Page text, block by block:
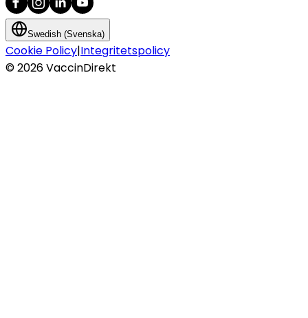
Swedish (Svenska)
Cookie Policy|Integritetspolicy
©2026VaccinDirekt